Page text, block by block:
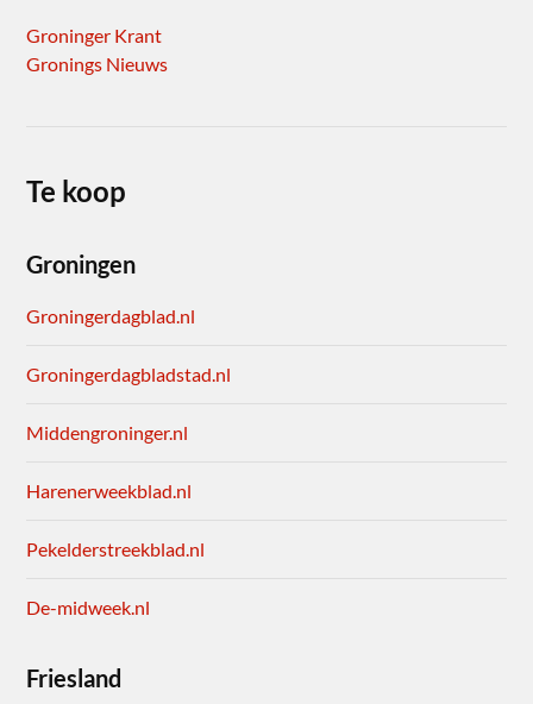
Groninger Krant
Gronings Nieuws
Te koop
Groningen
Groningerdagblad.nl
Groningerdagbladstad.nl
Middengroninger.nl
Harenerweekblad.nl
Pekelderstreekblad.nl
De-midweek.nl
Friesland